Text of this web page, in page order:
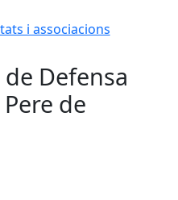
i associacions
Defensa
de